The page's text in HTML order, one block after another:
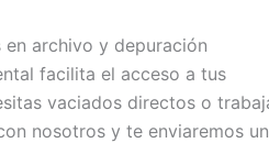
archivo y depuración
facilita el acceso a tus
vaciados directos o
nosotros y te enviaremos